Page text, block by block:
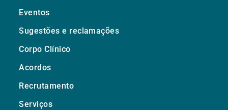
Eventos
Sugestões e reclamações
Corpo Clínico
Acordos
Recrutamento
Serviços